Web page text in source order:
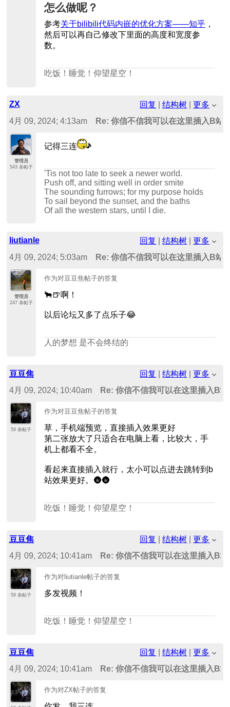
怎么做呢？
参考关于bilibili代码内嵌的优化方案——知乎，
然后可以再自己修改下里面的高度和宽度参
数。
吃饭！睡觉！仰望星空！
ZX 回复 |结构树 |更多
4月 09, 2024; 4:13am
Re: 你信不信我可以在这里插入B站
管理员
543 条帖子
记得三连
'Tis not too late to seek a newer world.
Push off, and sitting well in order smite
The sounding furrows; for my purpose holds
To sail beyond the sunset, and the baths
Of all the western stars, until I die.
liutianle 回复 |结构树 |更多
4月 09, 2024; 5:03am
Re: 你信不信我可以在这里插入B站
管理员
247 条帖子
作为对豆豆焦帖子的答复
🐂🍺啊！
以后论坛又多了点乐子😂
人的梦想 是不会终结的
豆豆焦 回复 |结构树 |更多
4月 09, 2024; 10:40am
Re: 你信不信我可以在这里插入B
59 条帖子
作为对豆豆焦帖子的答复
草，手机端预览，直接插入效果更好
第二张放大了只适合在电脑上看，比较大，手
机上都看不全。
看起来直接插入就行，太小可以点进去跳转到b
站效果更好。🌚🌚
吃饭！睡觉！仰望星空！
豆豆焦 回复 |结构树 |更多
4月 09, 2024; 10:41am
Re: 你信不信我可以在这里插入B
59 条帖子
作为对liutianle帖子的答复
多发视频！
吃饭！睡觉！仰望星空！
豆豆焦 回复 |结构树 |更多
4月 09, 2024; 10:41am
Re: 你信不信我可以在这里插入B
作为对ZX帖子的答复